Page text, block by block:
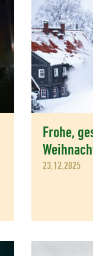
Frohe,
23.12.2025